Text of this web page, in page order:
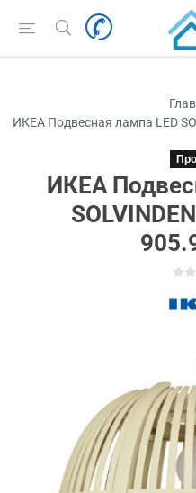
ИКЕА Подвесная лампа LED
ИКЕА